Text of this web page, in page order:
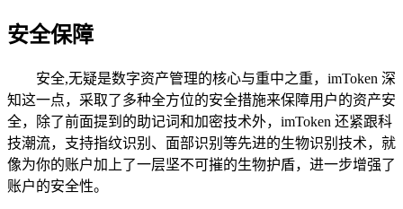
安全保障
安全,无疑是数字资产管理的核心与重中之重，imToken 深
知这一点，采取了多种全方位的安全措施来保障用户的资产安
全，除了前面提到的助记词和加密技术外，imToken 还紧跟科
技潮流，支持指纹识别、面部识别等先进的生物识别技术，就
像为你的账户加上了一层坚不可摧的生物护盾，进一步增强了
账户的安全性。